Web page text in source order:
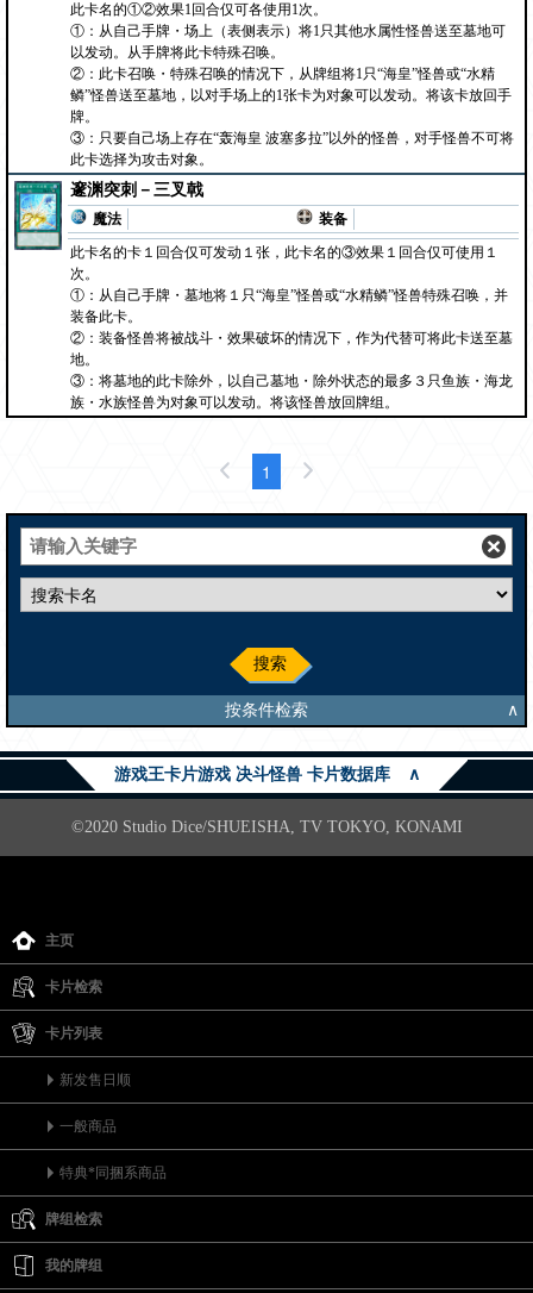
此卡名的①②效果1回合仅可各使用1次。
①：从自己手牌・场上（表侧表示）将1只其他水属性怪兽送至墓地可
以发动。从手牌将此卡特殊召唤。
②：此卡召唤・特殊召唤的情况下，从牌组将1只“海皇”怪兽或“水精
鳞”怪兽送至墓地，以对手场上的1张卡为对象可以发动。将该卡放回手
牌。
③：只要自己场上存在“轰海皇 波塞多拉”以外的怪兽，对手怪兽不可将
此卡选择为攻击对象。
邃渊突刺－三叉戟
魔法
装备
此卡名的卡１回合仅可发动１张，此卡名的③效果１回合仅可使用１
次。
①：从自己手牌・墓地将１只“海皇”怪兽或“水精鳞”怪兽特殊召唤，并
装备此卡。
②：装备怪兽将被战斗・效果破坏的情况下，作为代替可将此卡送至墓
地。
③：将墓地的此卡除外，以自己墓地・除外状态的最多３只鱼族・海龙
族・水族怪兽为对象可以发动。将该怪兽放回牌组。
1
搜索
按条件检索 ∧
游戏王卡片游戏 决斗怪兽 卡片数据库 ∧
©2020 Studio Dice/SHUEISHA, TV TOKYO, KONAMI
主页
卡片检索
卡片列表
新发售日顺
一般商品
特典*同捆系商品
牌组检索
我的牌组